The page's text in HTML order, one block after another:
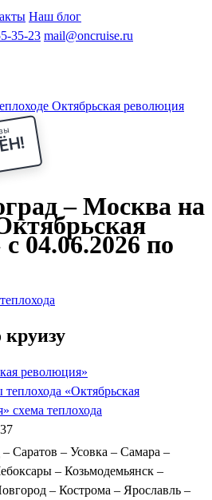
Саратова Все города
В ПермьВ Ростов-на-Дону
По ОкеПо Енисею
революция
Иван
Наш блог
35-23 mail@oncruise.ru
Октябрьская революция
– Москва на
04.06.2026 по
революция»
теплохода «Октябрьская
схема теплохода
Саратов – Усовка – Самара –
– Козьмодемьянск –
– Кострома – Ярославль –